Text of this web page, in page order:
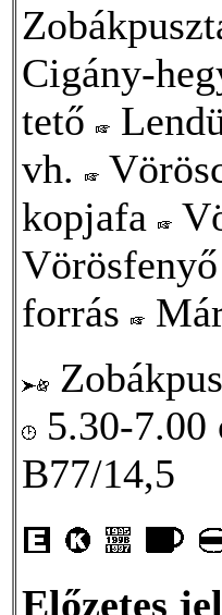
Cigány-
tető
vh.
kopjafa
forrás
5.30-7.00
B77/14,5
Előzetes